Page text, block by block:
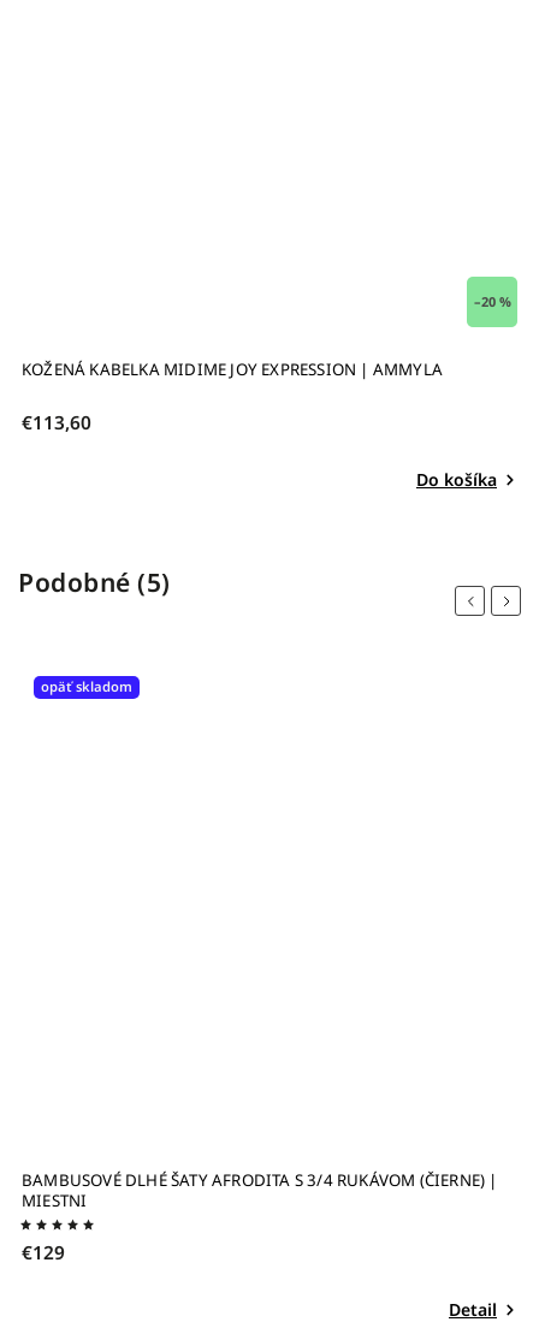
–20 %
KOŽENÁ KABELKA MIDIME JOY EXPRESSION | AMMYLA
€113,60
Do košíka
Podobné (5)
Previous
opäť skladom
BAMBUSOVÉ DLHÉ ŠATY AFRODITA S 3/4 RUKÁVOM (ČIERNE) |
MIESTNI
€129
Detail
Next